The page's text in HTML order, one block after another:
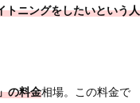
トニングをしたいという人
の料金相場。この料金で